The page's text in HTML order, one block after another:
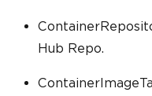
Hub Repo.